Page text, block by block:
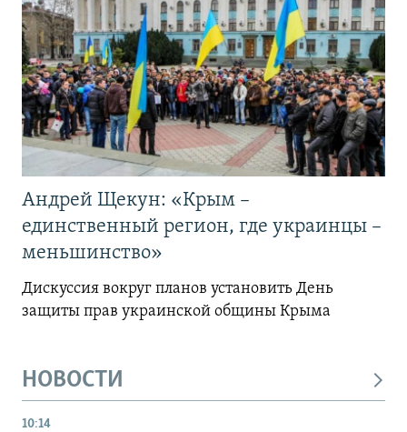
Андрей Щекун: «Крым –
единственный регион, где украинцы –
меньшинство»
Дискуссия вокруг планов установить День
защиты прав украинской общины Крыма
НОВОСТИ
10:14